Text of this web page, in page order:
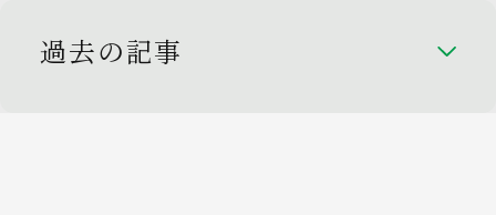
過去の記事